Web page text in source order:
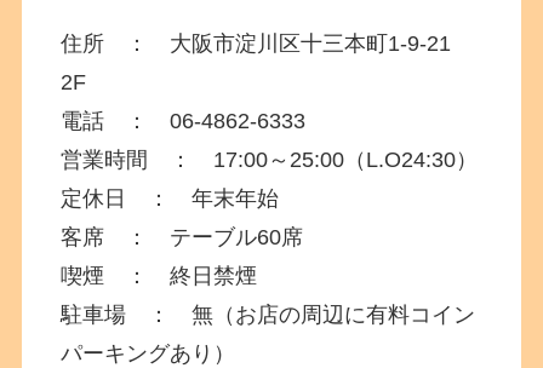
住所 ： 大阪市淀川区十三本町1-9-21
2F
電話 ：06-4862-6333
営業時間 ： 17:00～25:00（L.O24:30）
定休日 ： 年末年始
客席 ： テーブル60席
喫煙 ： 終日禁煙
駐車場 ： 無（お店の周辺に有料コイン
パーキングあり）